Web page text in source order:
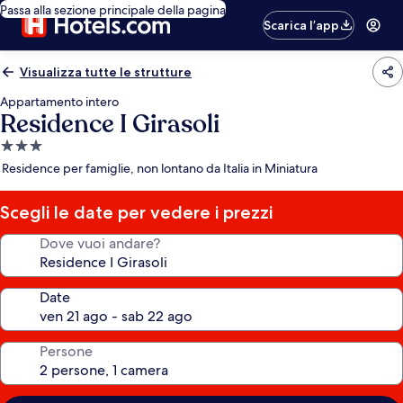
Passa alla sezione principale della pagina
Scarica l’app
Visualizza tutte le strutture
Appartamento intero
Residence I Girasoli
Struttura
a
stelle
Residence per famiglie, non lontano da Italia in Miniatura
Scegli le date per vedere i prezzi
Dove vuoi andare?
Date
Persone